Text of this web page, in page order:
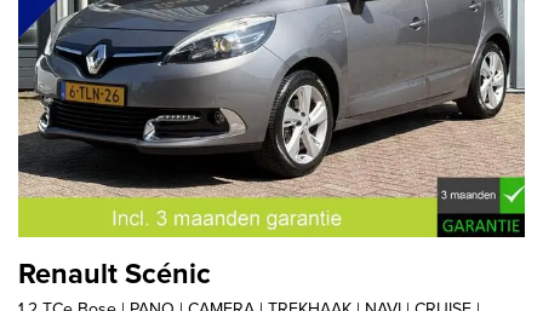
Renault Scénic